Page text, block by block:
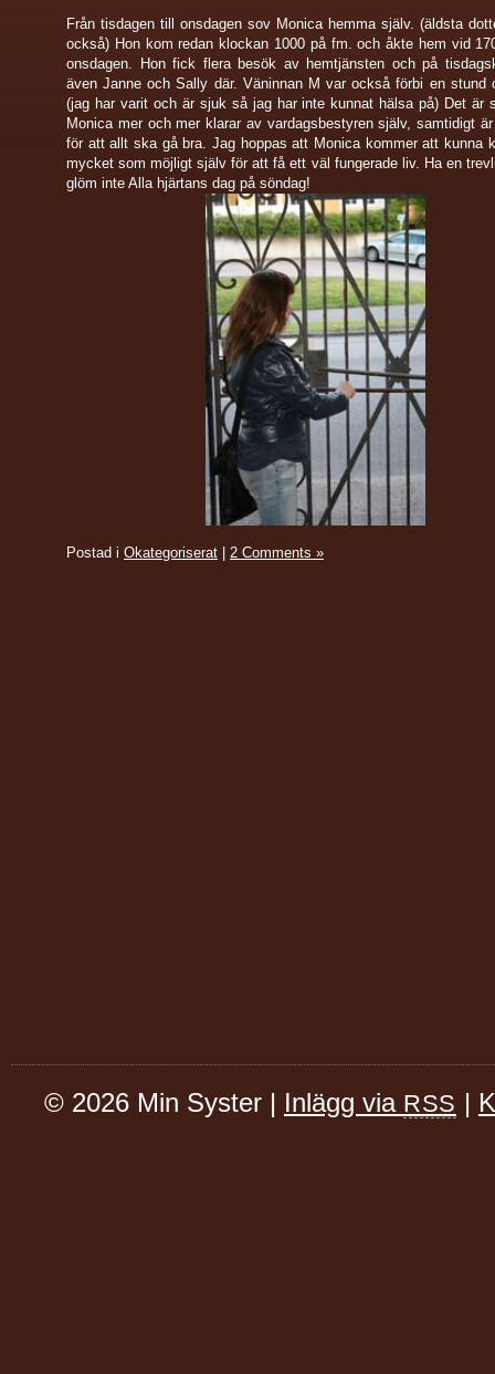
Från tisdagen till onsdagen sov Monica hemma själv. (äldsta
också) Hon kom redan klockan 1000 på fm. och åkte hem vid
onsdagen. Hon fick flera besök av hemtjänsten och på
även Janne och Sally där. Väninnan M var också förbi en stund
(jag har varit och är sjuk så jag har inte kunnat hälsa på) Det är
Monica mer och mer klarar av vardagsbestyren själv, samtidigt
för att allt ska gå bra. Jag hoppas att Monica kommer att kunna
mycket som möjligt själv för att få ett väl fungerade liv. Ha en
glöm inte Alla hjärtans dag på söndag!
Postad i Okategoriserat 2 Comments »
© 2026 Min Syster | Inlägg via RSS |